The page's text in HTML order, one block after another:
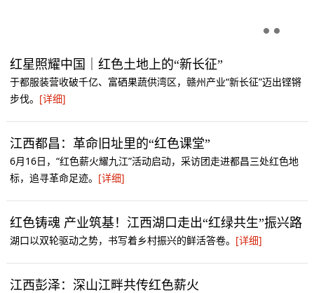
红星照耀中国｜红色土地上的“新长征”
于都服装营收破千亿、富硒果蔬供湾区，赣州产业“新长征”迈出铿锵
步伐。 [详细]
江西都昌：革命旧址里的“红色课堂”
6月16日，“红色薪火耀九江”活动启动，采访团走进都昌三处红色地
标，追寻革命足迹。 [详细]
红色铸魂 产业筑基！江西湖口走出“红绿共生”振兴路
湖口以双轮驱动之势，书写着乡村振兴的鲜活答卷。 [详细]
江西彭泽：深山江畔共传红色薪火